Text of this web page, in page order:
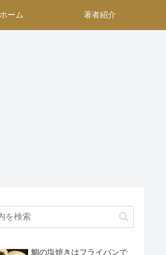
ホーム 著者紹介
鯛の塩焼きはフライパンで